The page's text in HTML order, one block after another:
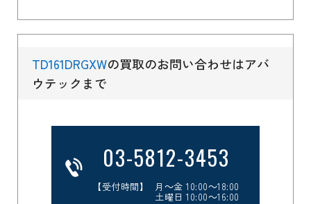
TD161DRGXWの買取のお問い合わせはアバ
ウテックまで
03-5812-3453
【受付時間】 月～金 10:00～18:00
土曜日 10:00～16:00